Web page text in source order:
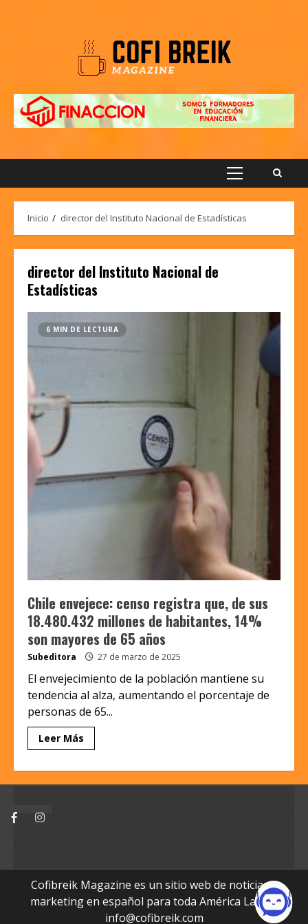
Menú
Inicio director del Instituto Nacional de Estadísticas
director del Instituto Nacional de
Estadísticas
6 MIN DE LECTURA
Chile envejece: censo registra que, de sus
18.480.432 millones de habitantes, 14%
son mayores de 65 años
Subeditora 27 de marzo de 2025
El envejecimiento de la población mantiene su
tendencia al alza, aumentando el porcentaje de
personas de 65...
Leer Más
FacebookInstagram
Cofibreik Magazine es un sitio web de noticias y
marketing en español para toda América Latina.
info@cofibreik.com